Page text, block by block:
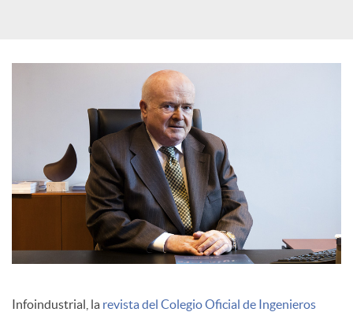
e
Infoindustrial, la revista del Colegio Oficial de Ingenieros